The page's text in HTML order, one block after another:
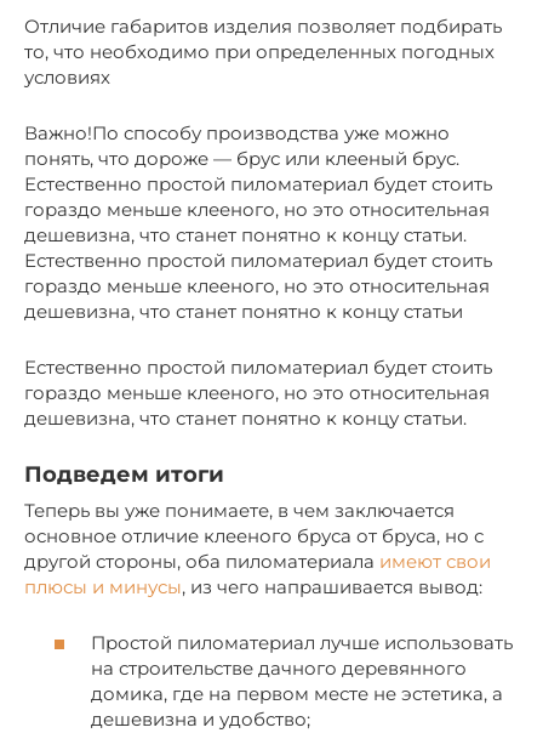
Отличие габаритов изделия позволяет подбирать
то, что необходимо при определенных погодных
условиях
Важно!По способу производства уже можно
понять, что дороже — брус или клееный брус.
Естественно простой пиломатериал будет стоить
гораздо меньше клееного, но это относительная
дешевизна, что станет понятно к концу статьи.
Естественно простой пиломатериал будет стоить
гораздо меньше клееного, но это относительная
дешевизна, что станет понятно к концу статьи
Естественно простой пиломатериал будет стоить
гораздо меньше клееного, но это относительная
дешевизна, что станет понятно к концу статьи.
Подведем итоги
Теперь вы уже понимаете, в чем заключается
основное отличие клееного бруса от бруса, но с
другой стороны, оба пиломатериала имеют свои
плюсы и минусы, из чего напрашивается вывод:
Простой пиломатериал лучше использовать
на строительстве дачного деревянного
домика, где на первом месте не эстетика, а
дешевизна и удобство;